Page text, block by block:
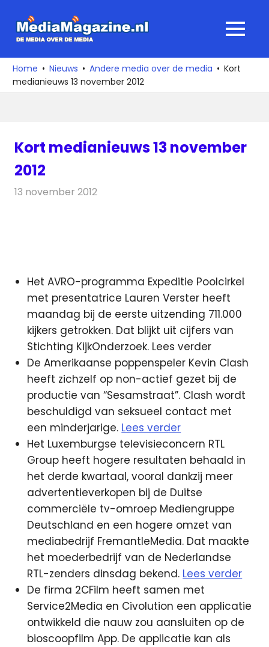
naar
media
over
de
MENU
Home Nieuws Andere media over de media
Kort
medianieuws 13 november 2012
Kort medianieuws 13 november
2012
13 november 2012
Het AVRO-programma Expeditie Poolcirkel
met presentatrice Lauren Verster heeft
maandag bij de eerste uitzending 711.000
kijkers getrokken. Dat blijkt uit cijfers van
Stichting KijkOnderzoek. Lees verder
De Amerikaanse poppenspeler Kevin Clash
heeft zichzelf op non-actief gezet bij de
productie van “Sesamstraat”. Clash wordt
beschuldigd van seksueel contact met
een minderjarige. Lees verder
Het Luxemburgse televisieconcern RTL
Group heeft hogere resultaten behaald in
het derde kwartaal, vooral dankzij meer
advertentieverkopen bij de Duitse
commerciële tv-omroep Mediengruppe
Deutschland en een hogere omzet van
mediabedrijf FremantleMedia. Dat maakte
het moederbedrijf van de Nederlandse
RTL-zenders dinsdag bekend. Lees verder
De firma 2CFilm heeft samen met
Service2Media en Civolution een applicatie
ontwikkeld die nauw zou aansluiten op de
bioscoopfilm App. De applicatie kan als